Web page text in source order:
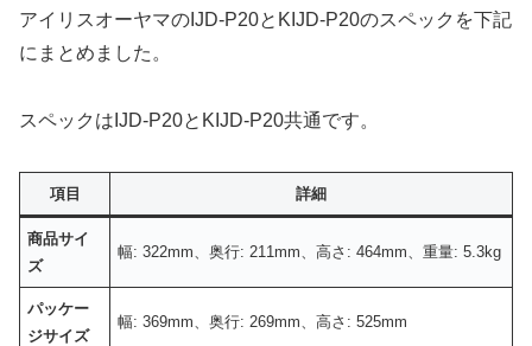
アイリスオーヤマのIJD-P20とKIJD-P20のスペックを下記
にまとめました。
スペックはIJD-P20とKIJD-P20共通です。
項目 詳細
商品サイ
ズ
幅: 322mm、奥行: 211mm、高さ: 464mm、重量: 5.3kg
パッケー
ジサイズ
幅: 369mm、奥行: 269mm、高さ: 525mm